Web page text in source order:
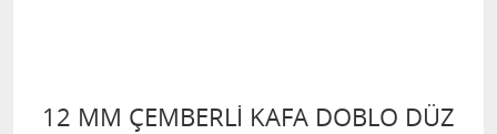
12 MM ÇEMBERLİ KAFA DOBLO DÜZ